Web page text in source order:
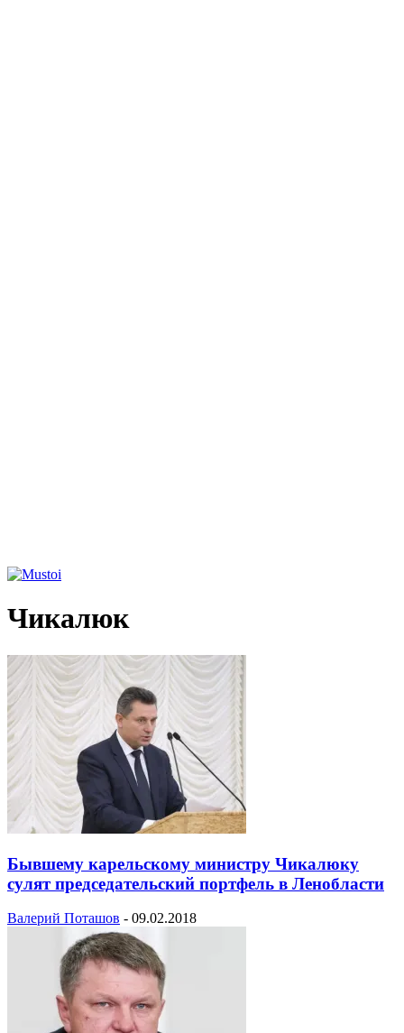
Чикалюк
Бывшему карельскому министру Чикалюку
сулят председательский портфель в Ленобласти
Валерий Поташов - 09.02.2018